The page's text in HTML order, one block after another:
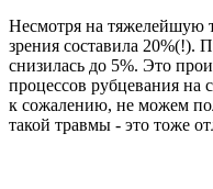
Несмотря на тяжелейшую
зрения составила 20%(!).
снизилась до 5%. Это
процессов рубцевания на
к сожалению, не можем
такой травмы - это тоже